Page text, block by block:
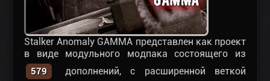
Stalker Anomaly GAMMA представлен как проект
в виде модульного модпака состоящего из
579
дополнений, с расширенной веткой